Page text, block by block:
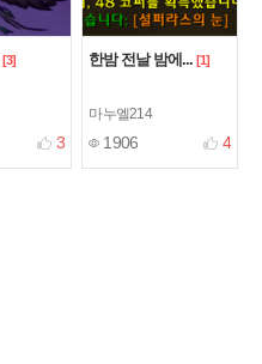
[3]
3
한밤 전날 밤에... [1]
마누엘214
1906 4